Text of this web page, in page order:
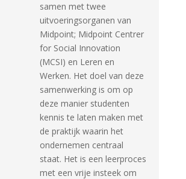
samen met twee
uitvoeringsorganen van
Midpoint; Midpoint Centrer
for Social Innovation
(MCSI) en Leren en
Werken. Het doel van deze
samenwerking is om op
deze manier studenten
kennis te laten maken met
de praktijk waarin het
ondernemen centraal
staat. Het is een leerproces
met een vrije insteek om